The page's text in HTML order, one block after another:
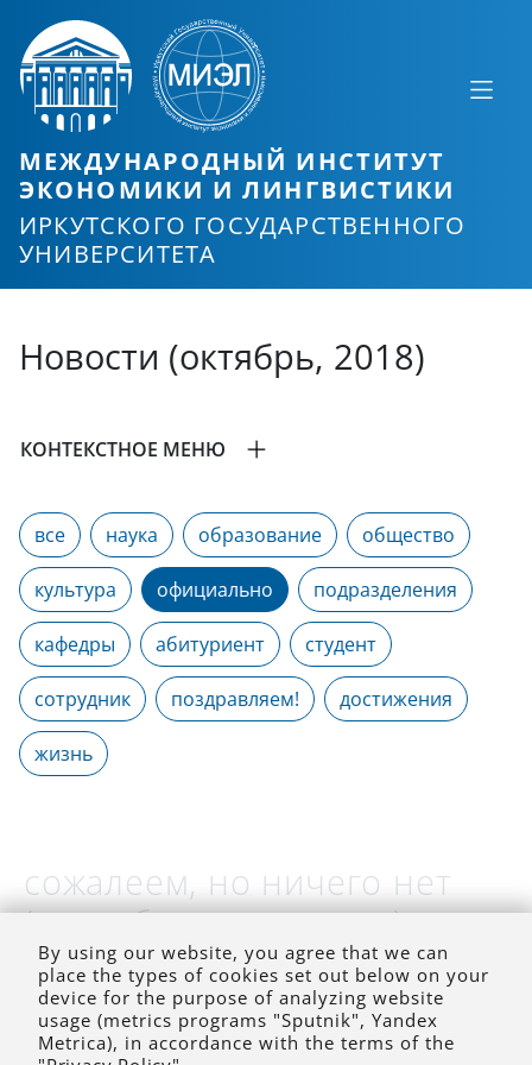
МЕЖДУНАРОДНЫЙ ИНСТИТУТ
ЭКОНОМИКИ И ЛИНГВИСТИКИ
ИРКУТСКОГО ГОСУДАРСТВЕННОГО
УНИВЕРСИТЕТА
Новости (октябрь, 2018)
КОНТЕКСТНОЕ МЕНЮ
все наука образование общество
культура официально подразделения
кафедры абитуриент студент
сотрудник поздравляем! достижения
жизнь
сожалеем, но ничего нет
(на выбранное время)
By using our website, you agree that we can
place the types of cookies set out below on your
device for the purpose of analyzing website
usage (metrics programs "Sputnik", Yandex
Metrica), in accordance with the terms of the